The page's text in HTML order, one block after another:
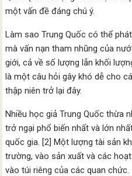
một vấn đề đáng chú ý.
Làm sao Trung Quốc có thể
mà vấn nạn tham nhũng của
giới, cả về số lượng lẫn khối
là một câu hỏi gây khó dễ cho
thập niên trở lại đây.
Nhiều học giả Trung Quốc thừa
trở ngại phổ biến nhất và lớn
quốc gia. [2] Một lượng tài sản
trường, vào sản xuất và các
vào túi riêng của các quan chức.